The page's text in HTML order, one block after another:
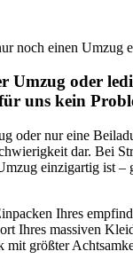
noch einen Umzug
Umzug oder
uns kein
oder nur eine
dar. Bei
einzigartig ist –
Ihres
Ihres massiven
mit größter